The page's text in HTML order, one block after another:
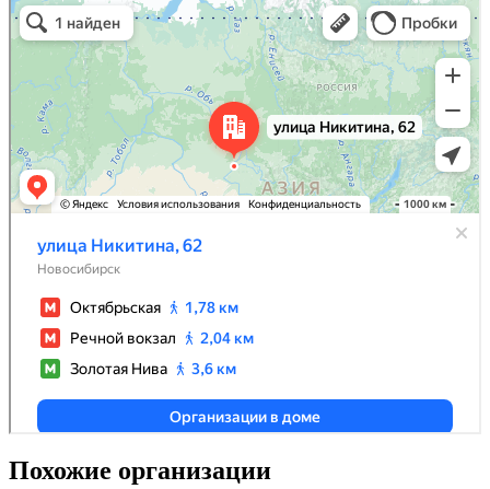
Похожие организации